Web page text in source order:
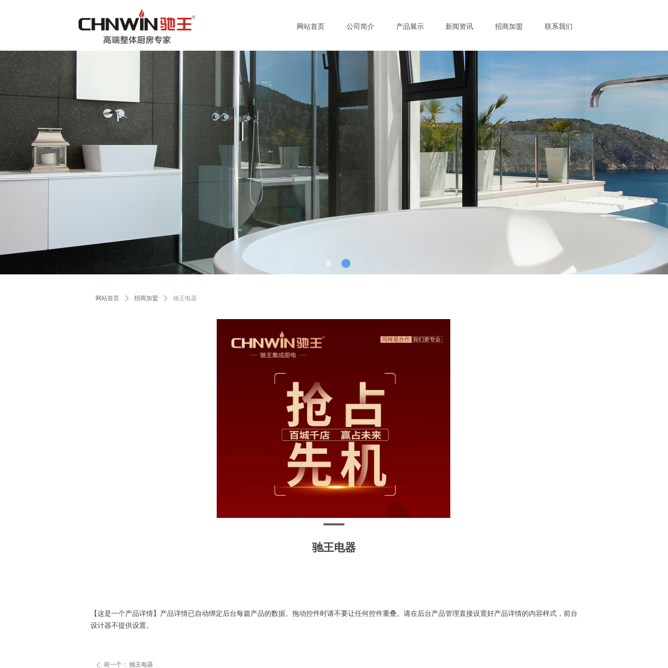
网站首页 公司简介 产品展示 新闻资讯 招商加盟 联系我们
网站首页 ꄲ 招商加盟 ꄲ 驰王电器
驰王电器
ꄴ 前一个： 驰王电器
【这是一个产品详情】产品详情已自动绑定后台每篇产品的数据。拖动控件时请不要让任何控件重叠。请在后台产品管理直接设置好产品详情的内容样式，前台
设计器不提供设置。